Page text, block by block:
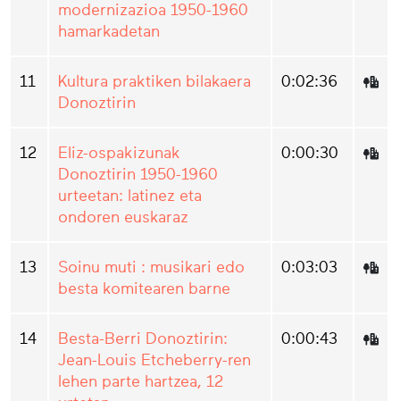
modernizazioa 1950-1960
hamarkadetan
11
Kultura praktiken bilakaera
Donoztirin
0:02:36
12
Eliz-ospakizunak
Donoztirin 1950-1960
urteetan: latinez eta
ondoren euskaraz
0:00:30
13
Soinu muti : musikari edo
besta komitearen barne
0:03:03
14
Besta-Berri Donoztirin:
Jean-Louis Etcheberry-ren
lehen parte hartzea, 12
0:00:43